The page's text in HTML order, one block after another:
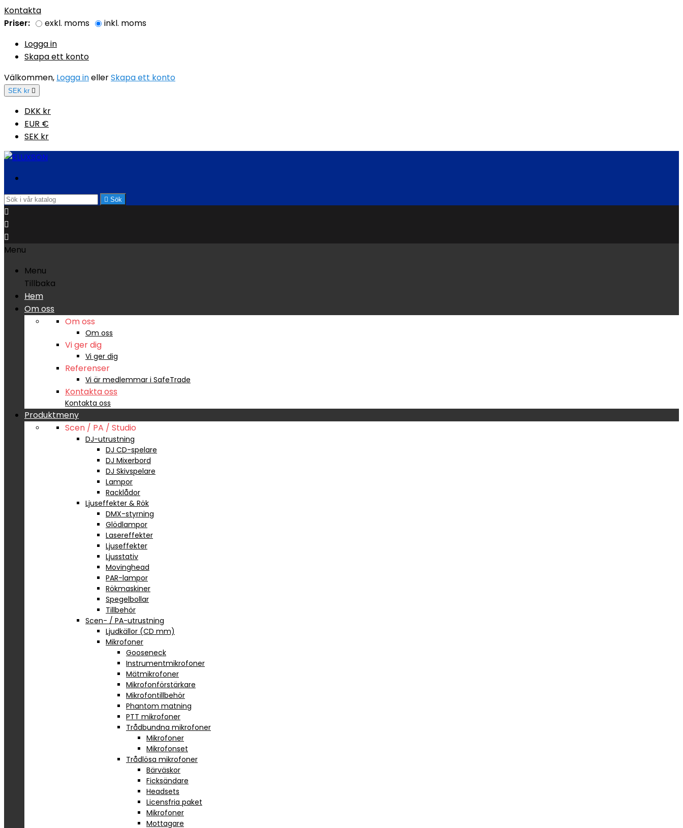
Kontakta
Priser:
exkl. moms
inkl. moms
Logga in
Skapa ett konto
Välkommen, Logga inellerSkapa ett konto
SEK kr 
DKK kr
EUR €
SEK kr
 Sök



Menu
Menu
Tillbaka
Hem
Om oss
Om oss
Om oss
Vi ger dig
Vi ger dig
Referenser
Vi är medlemmar i SafeTrade
Kontakta oss
Kontakta oss
Produktmeny
Scen / PA / Studio
DJ-utrustning
DJ CD-spelare
DJ Mixerbord
DJ Skivspelare
Lampor
Racklådor
Ljuseffekter & Rök
DMX-styrning
Glödlampor
Lasereffekter
Ljuseffekter
Ljusstativ
Movinghead
PAR-lampor
Rökmaskiner
Spegelbollar
Tillbehör
Scen- / PA-utrustning
Ljudkällor (CD mm)
Mikrofoner
Gooseneck
Instrumentmikrofoner
Mätmikrofoner
Mikrofonförstärkare
Mikrofontillbehör
Phantom matning
PTT mikrofoner
Trådbundna mikrofoner
Mikrofoner
Mikrofonset
Trådlösa mikrofoner
Bärväskor
Ficksändare
Headsets
Licensfria paket
Mikrofoner
Mottagare